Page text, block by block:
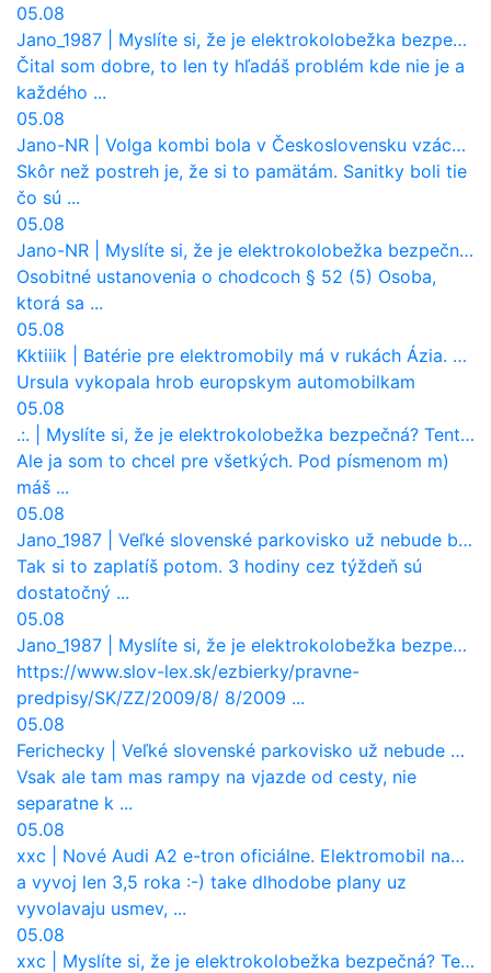
05.08
Jano_1987
Myslíte si, že je elektrokolobežka bezpečná? Tento test odhalil vážny problém
Čital som dobre, to len ty hľadáš problém kde nie je a
každého ...
05.08
Jano-NR
Volga kombi bola v Československu vzácnosť. Jazdila ako sanitka, aj pre Verejnú bezpečnosť
Skôr než postreh je, že si to pamätám. Sanitky boli tie
čo sú ...
05.08
Jano-NR
Myslíte si, že je elektrokolobežka bezpečná? Tento test odhalil vážny problém
Osobitné ustanovenia o chodcoch § 52 (5) Osoba,
ktorá sa ...
05.08
Kktiiik
Batérie pre elektromobily má v rukách Ázia. Európa ale stráca kontrolu aj nad vlastnou výrobou!
Ursula vykopala hrob europskym automobilkam
05.08
.:.
Myslíte si, že je elektrokolobežka bezpečná? Tento test odhalil vážny problém
Ale ja som to chcel pre všetkých. Pod písmenom m)
máš ...
05.08
Jano_1987
Veľké slovenské parkovisko už nebude bezplatné
Tak si to zaplatíš potom. 3 hodiny cez týždeň sú
dostatočný ...
05.08
Jano_1987
Myslíte si, že je elektrokolobežka bezpečná? Tento test odhalil vážny problém
https://www.slov-lex.sk/ezbierky/pravne-
predpisy/SK/ZZ/2009/8/ 8/2009 ...
05.08
Ferichecky
Veľké slovenské parkovisko už nebude bezplatné
Vsak ale tam mas rampy na vjazde od cesty, nie
separatne k ...
05.08
xxc
Nové Audi A2 e-tron oficiálne. Elektromobil namiesto hliníka a spaľovacích motorov
a vyvoj len 3,5 roka :-) take dlhodobe plany uz
vyvolavaju usmev, ...
05.08
xxc
Myslíte si, že je elektrokolobežka bezpečná? Tento test odhalil vážny problém